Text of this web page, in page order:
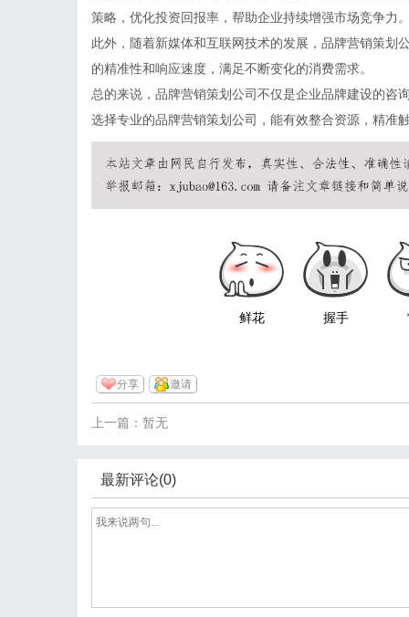
策略，优化投资回报率，帮助企业持续增强市场竞争力
此外，随着新媒体和互联网技术的发展，品牌营销策划
的精准性和响应速度，满足不断变化的消费需求。
总的来说，品牌营销策划公司不仅是企业品牌建设的咨
选择专业的品牌营销策划公司，能有效整合资源，精准
鲜花 握手
分享 邀请
上一篇：暂无
最新评论(0)